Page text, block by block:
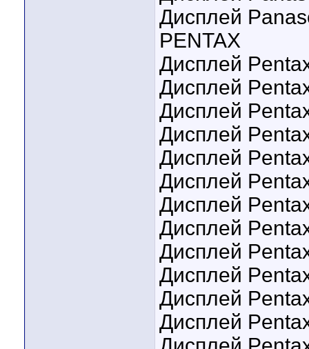
Дисплей
PENTAX
Дисплей
Дисплей
Дисплей
Дисплей
Дисплей
Дисплей
Дисплей
Дисплей
Дисплей
Дисплей
Дисплей
Дисплей